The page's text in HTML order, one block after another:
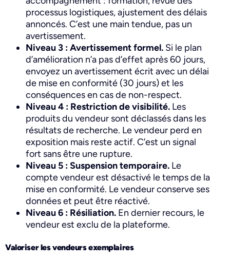
processus logistiques, ajustement des délais
annoncés. C’est une main tendue, pas un
avertissement.
Niveau 3 : Avertissement formel. Si le plan
d’amélioration n’a pas d’effet après 60 jours,
envoyez un avertissement écrit avec un délai
de mise en conformité (30 jours) et les
conséquences en cas de non-respect.
Niveau 4 : Restriction de visibilité. Les
produits du vendeur sont déclassés dans les
résultats de recherche. Le vendeur perd en
exposition mais reste actif. C’est un signal
fort sans être une rupture.
Niveau 5 : Suspension temporaire. Le
compte vendeur est désactivé le temps de la
mise en conformité. Le vendeur conserve ses
données et peut être réactivé.
Niveau 6 : Résiliation. En dernier recours, le
vendeur est exclu de la plateforme.
Valoriser les vendeurs exemplaires